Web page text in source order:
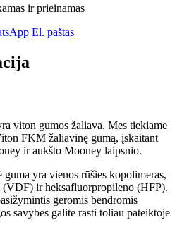
ir prieinamas
El. paštas
viton gumos žaliava. Mes tiekiame
FKM žaliavinę gumą, įskaitant
ir aukšto Mooney laipsnio.
yra vienos rūšies kopolimeras,
ir heksafluorpropileno (HFP).
geromis bendromis
savybes galite rasti toliau pateiktoje